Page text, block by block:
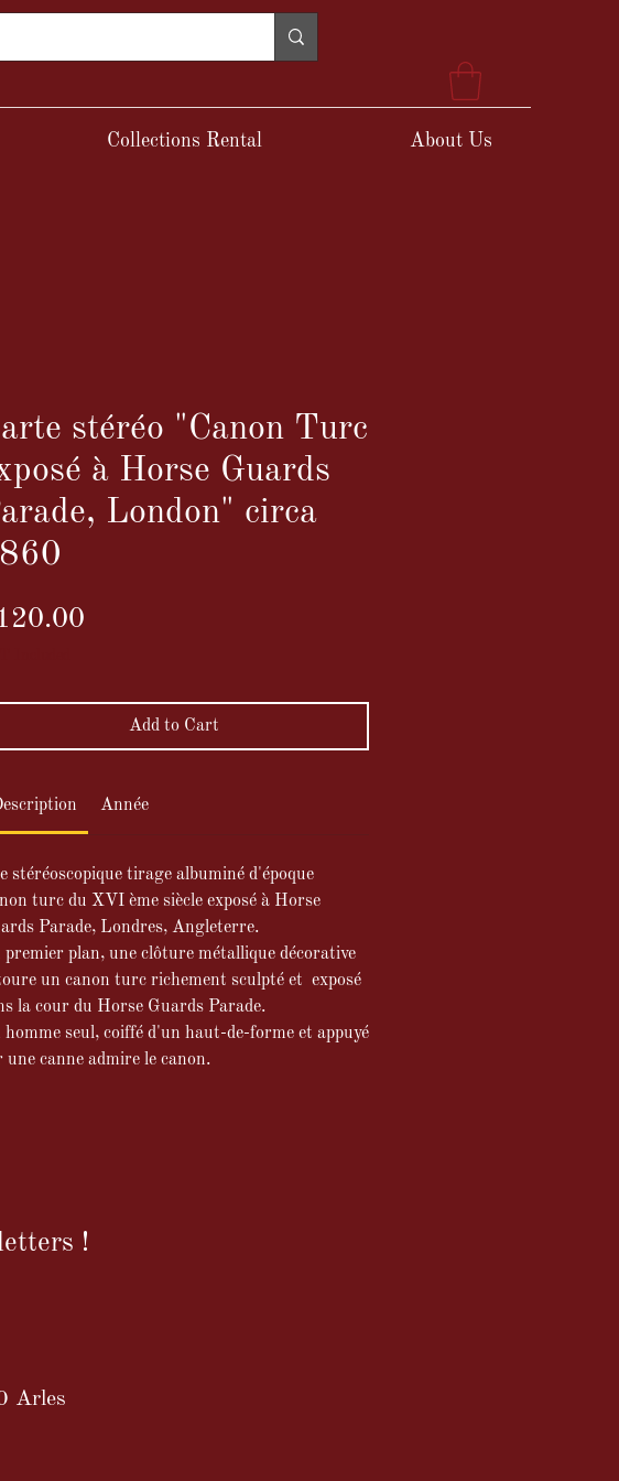
Collections Rental About Us
stéréo "Canon Turc
à Horse Guards
London" circa
Add to Cart
Année
stéréoscopique tirage albuminé d'époque
turc du XVI ème siècle exposé à Horse
Parade, Londres, Angleterre.
premier plan, une clôture métallique décorative
un canon turc richement sculpté et exposé
la cour du Horse Guards Parade.
homme seul, coiffé d'un haut-de-forme et appuyé
une canne admire le canon.
!
Arles